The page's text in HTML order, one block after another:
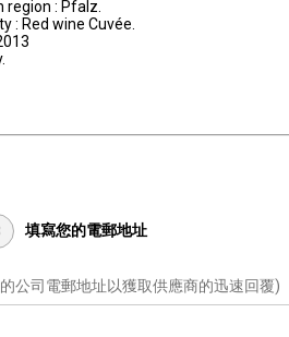
region : Pfalz.
: Red wine Cuvée.
填寫您的電郵地址
公司電郵地址以獲取供應商的迅速回覆)